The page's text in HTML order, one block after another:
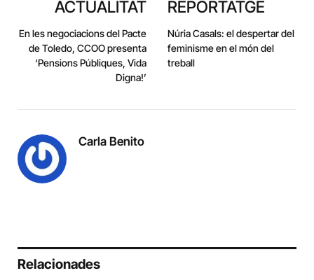
ACTUALITAT
En les negociacions del Pacte
de Toledo, CCOO presenta
‘Pensions Públiques, Vida
Digna!’
REPORTATGE
Núria Casals: el despertar del
feminisme en el món del
treball
Carla Benito
Relacionades